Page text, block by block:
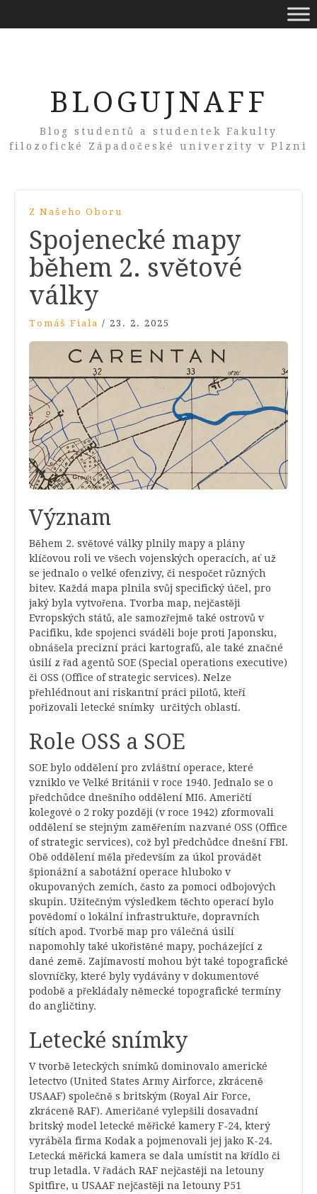
BLOGUJNAFF
Blog studentů a studentek Fakulty
filozofické Západočeské univerzity v Plzni
Z Našeho Oboru
Spojenecké mapy
během 2. světové
války
Tomáš Fiala / 23. 2. 2025
Význam
Během 2. světové války plnily mapy a plány
klíčovou roli ve všech vojenských operacích, ať už
se jednalo o velké ofenzivy, či nespočet různých
bitev. Každá mapa plnila svůj specifický účel, pro
jaký byla vytvořena. Tvorba map, nejčastěji
Evropských států, ale samozřejmě také ostrovů v
Pacifiku, kde spojenci sváděli boje proti Japonsku,
obnášela precizní práci kartografů, ale také značné
úsilí z řad agentů SOE (Special operations executive)
či OSS (Office of strategic services). Nelze
přehlédnout ani riskantní práci pilotů, kteří
pořizovali letecké snímky určitých oblastí.
Role OSS a SOE
SOE bylo oddělení pro zvláštní operace, které
vzniklo ve Velké Británii v roce 1940. Jednalo se o
předchůdce dnešního oddělení MI6. Američtí
kolegové o 2 roky později (v roce 1942) zformovali
oddělení se stejným zaměřením nazvané OSS (Office
of strategic services), což byl předchůdce dnešní FBI.
Obě oddělení měla především za úkol provádět
špionážní a sabotážní operace hluboko v
okupovaných zemích, často za pomoci odbojových
skupin. Užitečným výsledkem těchto operací bylo
povědomí o lokální infrastruktuře, dopravních
sítích apod. Tvorbě map pro válečná úsilí
napomohly také ukořistěné mapy, pocházející z
dané země. Zajímavostí mohou být také topografické
slovníčky, které byly vydávány v dokumentové
podobě a překládaly německé topografické termíny
do angličtiny.
Letecké snímky
V tvorbě leteckých snímků dominovalo americké
letectvo (United States Army Airforce, zkráceně
USAAF) společně s britským (Royal Air Force,
zkráceně RAF). Američané vylepšili dosavadní
britský model letecké měřické kamery F-24, který
vyráběla firma Kodak a pojmenovali jej jako K-24.
Letecká měřická kamera se dala umístit na křídlo či
trup letadla. V řadách RAF nejčastěji na letouny
Spitfire, u USAAF nejčastěji na letouny P51